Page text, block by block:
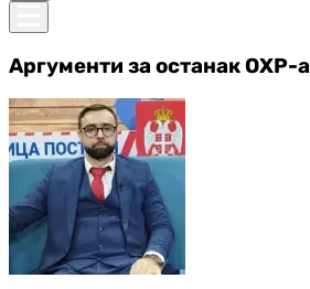
Аргументи за останак ОХР-a